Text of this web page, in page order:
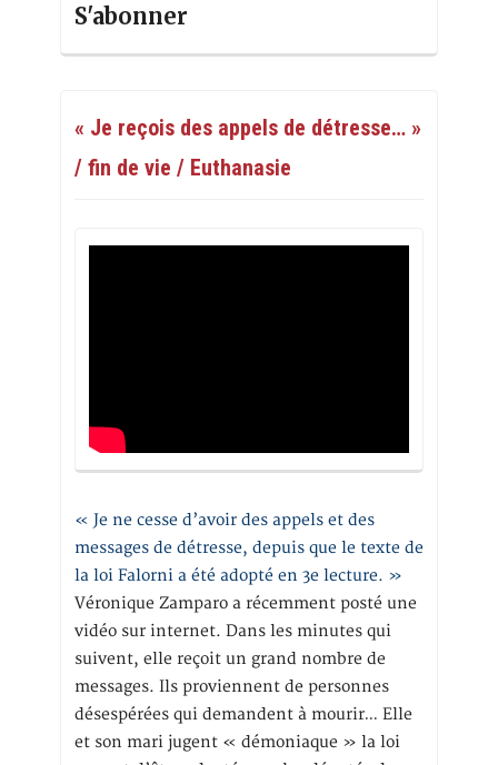
S'abonner
« Je reçois des appels de détresse… »
/ fin de vie / Euthanasie
« Je ne cesse d’avoir des appels et des
messages de détresse, depuis que le texte de
la loi Falorni a été adopté en 3e lecture. »
Véronique Zamparo a récemment posté une
vidéo sur internet. Dans les minutes qui
suivent, elle reçoit un grand nombre de
messages. Ils proviennent de personnes
désespérées qui demandent à mourir… Elle
et son mari jugent « démoniaque » la loi